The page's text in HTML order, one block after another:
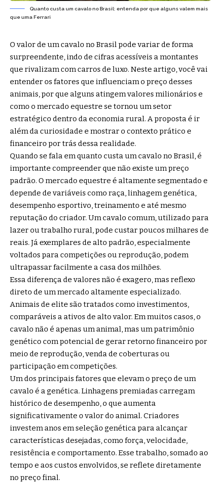
Quanto custa um cavalo no Brasil: entenda por que alguns valem mais
que uma Ferrari
O valor de um cavalo no Brasil pode variar de forma
surpreendente, indo de cifras acessíveis a montantes
que rivalizam com carros de luxo. Neste artigo, você vai
entender os fatores que influenciam o preço desses
animais, por que alguns atingem valores milionários e
como o mercado equestre se tornou um setor
estratégico dentro da economia rural. A proposta é ir
além da curiosidade e mostrar o contexto prático e
financeiro por trás dessa realidade.
Quando se fala em quanto custa um cavalo no Brasil, é
importante compreender que não existe um preço
padrão. O mercado equestre é altamente segmentado e
depende de variáveis como raça, linhagem genética,
desempenho esportivo, treinamento e até mesmo
reputação do criador. Um cavalo comum, utilizado para
lazer ou trabalho rural, pode custar poucos milhares de
reais. Já exemplares de alto padrão, especialmente
voltados para competições ou reprodução, podem
ultrapassar facilmente a casa dos milhões.
Essa diferença de valores não é exagero, mas reflexo
direto de um mercado altamente especializado.
Animais de elite são tratados como investimentos,
comparáveis a ativos de alto valor. Em muitos casos, o
cavalo não é apenas um animal, mas um patrimônio
genético com potencial de gerar retorno financeiro por
meio de reprodução, venda de coberturas ou
participação em competições.
Um dos principais fatores que elevam o preço de um
cavalo é a genética. Linhagens premiadas carregam
histórico de desempenho, o que aumenta
significativamente o valor do animal. Criadores
investem anos em seleção genética para alcançar
características desejadas, como força, velocidade,
resistência e comportamento. Esse trabalho, somado ao
tempo e aos custos envolvidos, se reflete diretamente
no preço final.